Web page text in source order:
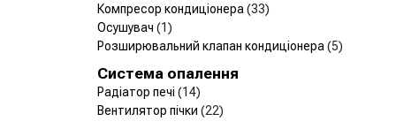
Компресор кондиціонера (33)
Осушувач (1)
Розширювальний клапан кондиціонера (5)
Система опалення
Радіатор печі (14)
Вентилятор пічки (22)